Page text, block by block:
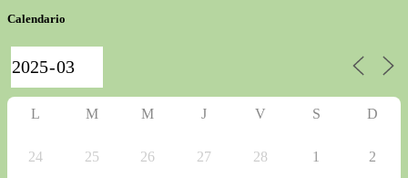
Calendario
L M M J V S D
24 25 26 27 28 1 2